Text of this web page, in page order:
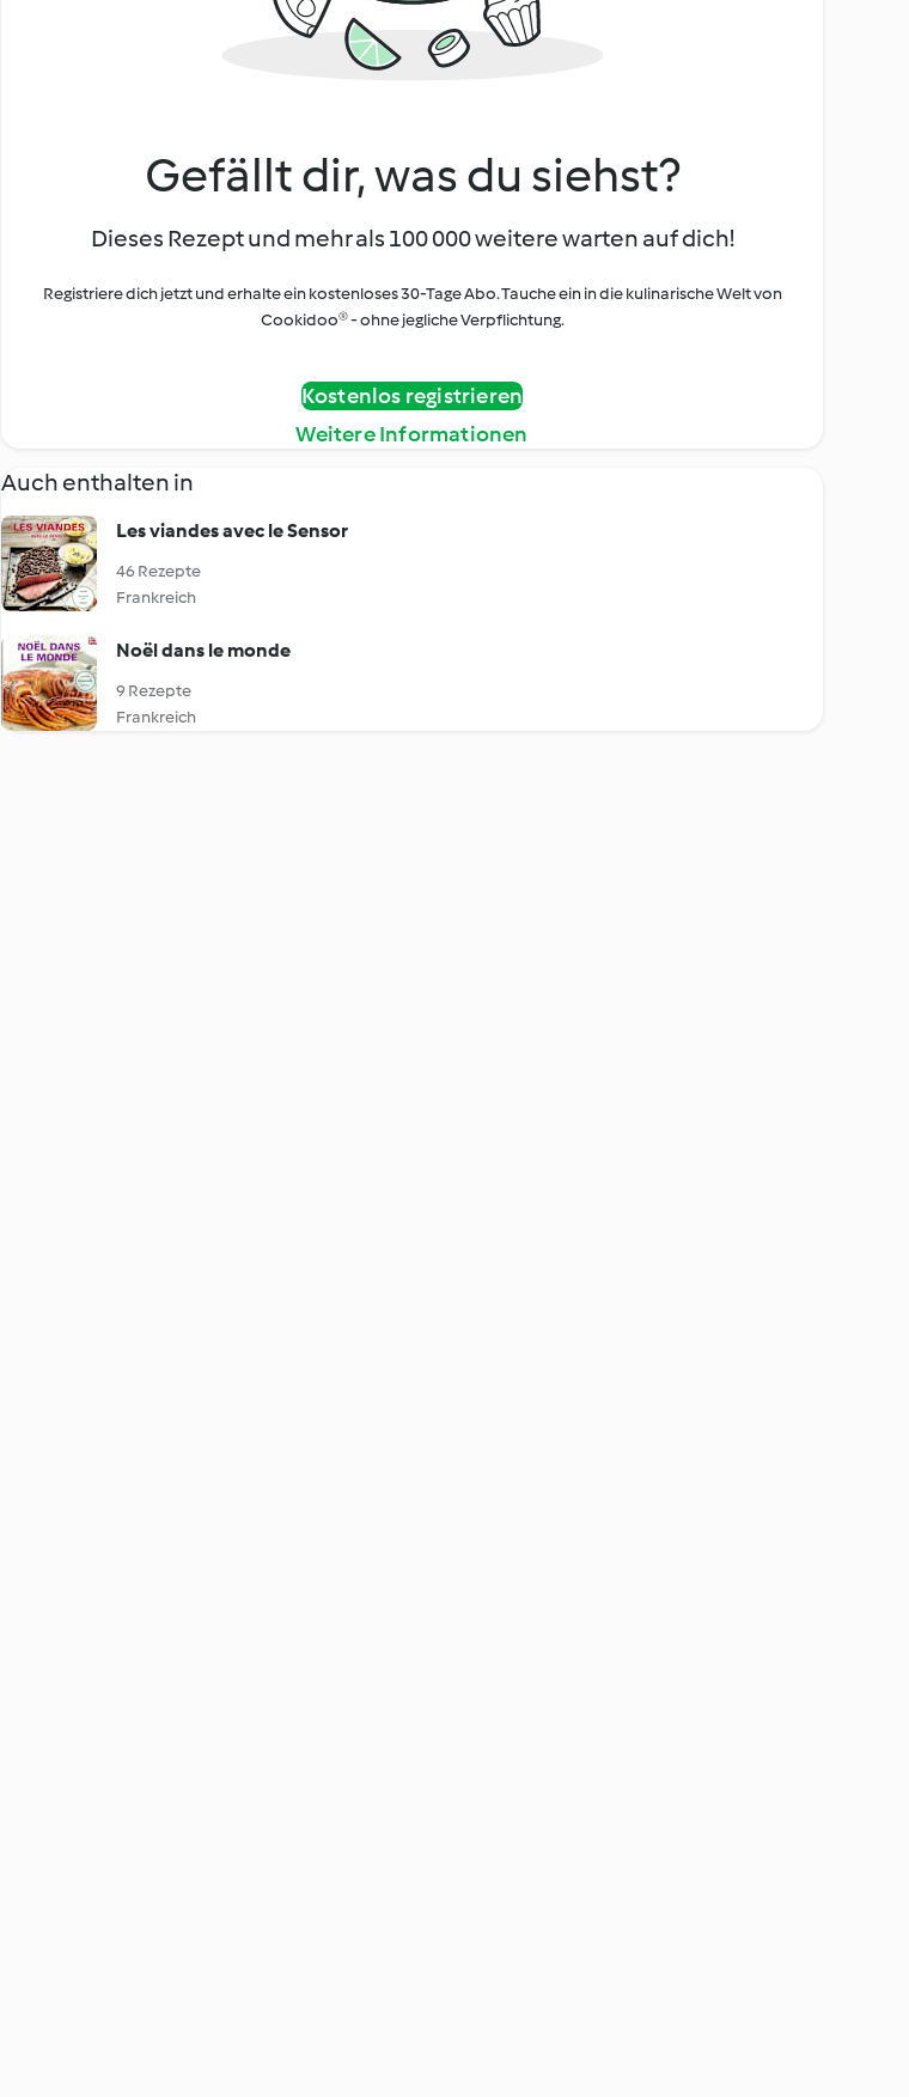
Gefällt dir, was du siehst?
Dieses Rezept und mehr als 100 000 weitere warten auf dich!
Registriere dich jetzt und erhalte ein kostenloses 30-Tage Abo. Tauche ein in die kulinarische Welt von
Cookidoo® - ohne jegliche Verpflichtung.
Kostenlos registrieren
Weitere Informationen
Auch enthalten in
Les viandes avec le Sensor
46 Rezepte
Frankreich
Noël dans le monde
9 Rezepte
Frankreich